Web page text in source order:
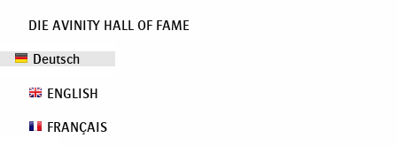
DIE AVINITY HALL OF FAME
Deutsch
ENGLISH
FRANÇAIS